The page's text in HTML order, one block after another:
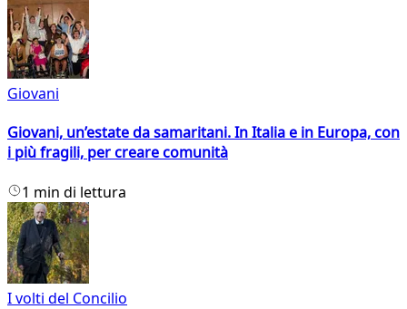
Giovani
Giovani, un’estate da samaritani. In Italia e in Europa, con
i più fragili, per creare comunità
1 min di lettura
I volti del Concilio